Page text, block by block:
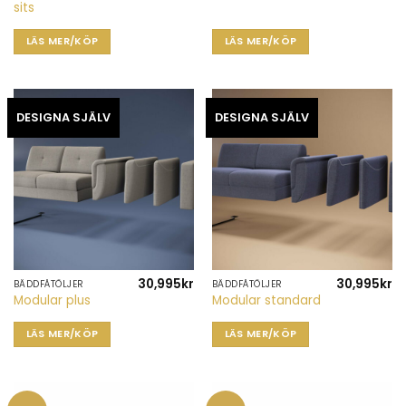
sits
LÄS MER/KÖP LÄS MER/KÖP
DESIGNA SJÄLV
BÄDDFÅTÖLJER
Modular plus
30,995kr
LÄS MER/KÖP
DESIGNA SJÄLV
BÄDDFÅTÖLJER
Modular standard
30,995kr
LÄS MER/KÖP